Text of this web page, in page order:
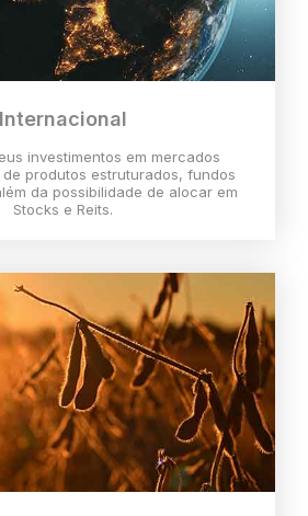
Internacional
investimentos em mercados
produtos estruturados, fundos
da possibilidade de alocar em
Stocks e Reits.